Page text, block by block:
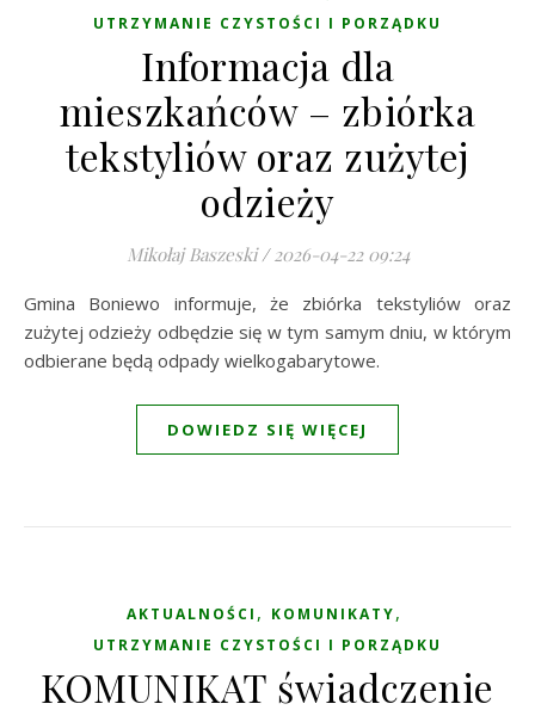
UTRZYMANIE CZYSTOŚCI I PORZĄDKU
Informacja dla
mieszkańców – zbiórka
tekstyliów oraz zużytej
odzieży
Mikołaj Baszeski / 2026-04-22 09:24
Gmina Boniewo informuje, że zbiórka tekstyliów oraz
zużytej odzieży odbędzie się w tym samym dniu, w którym
odbierane będą odpady wielkogabarytowe.
DOWIEDZ SIĘ WIĘCEJ
AKTUALNOŚCI , KOMUNIKATY,
UTRZYMANIE CZYSTOŚCI I PORZĄDKU
KOMUNIKAT świadczenie